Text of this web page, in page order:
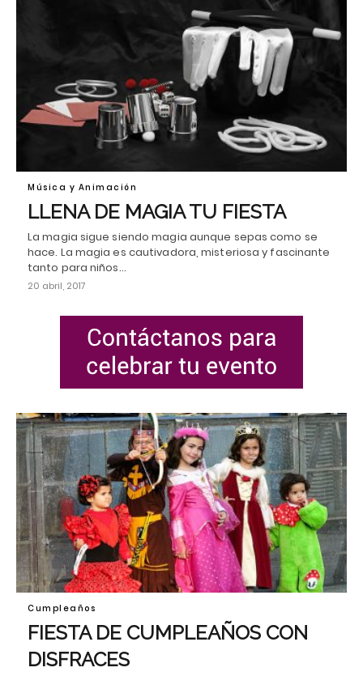
Música y Animación
LLENA DE MAGIA TU FIESTA
La magia sigue siendo magia aunque sepas como se
hace. La magia es cautivadora, misteriosa y fascinante
tanto para niños…
20 abril, 2017
Cumpleaños
FIESTA DE CUMPLEAÑOS CON
DISFRACES